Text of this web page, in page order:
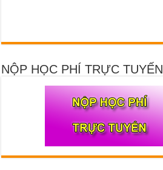
NỘP HỌC PHÍ TRỰC TUYẾN